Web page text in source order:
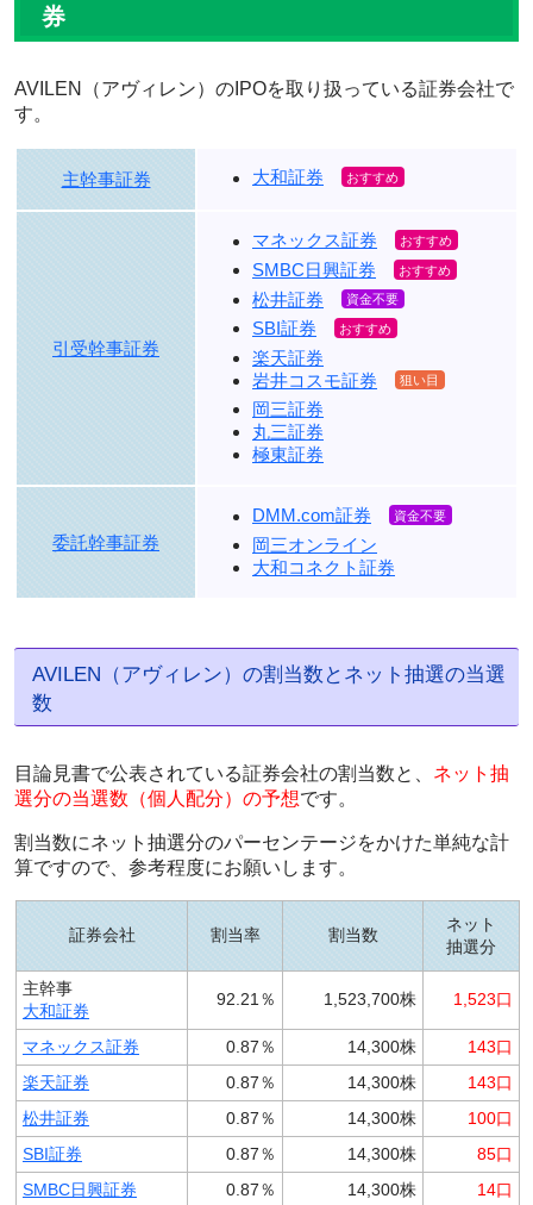
券
AVILEN（アヴィレン）のIPOを取り扱っている証券会社で
す。
主幹事証券 大和証券
引受幹事証券
マネックス証券
SMBC日興証券
松井証券
SBI証券
楽天証券
岩井コスモ証券
岡三証券
丸三証券
極東証券
委託幹事証券
DMM.com証券
岡三オンライン
大和コネクト証券
AVILEN（アヴィレン）の割当数とネット抽選の当選
数
目論見書で公表されている証券会社の割当数と、 ネット抽
選分の当選数（個人配分）の予想です。
割当数にネット抽選分のパーセンテージをかけた単純な計
算ですので、参考程度にお願いします。
証券会社 割当率 割当数
ネット
抽選分
主幹事
大和証券
92.21％ 1,523,700株 1,523口
マネックス証券 0.87％ 14,300株
143口
楽天証券
0.87％ 14,300株
143口
松井証券
0.87％ 14,300株
100口
SBI証券
0.87％ 14,300株
85口
SMBC日興証券
0.87％ 14,300株 14口